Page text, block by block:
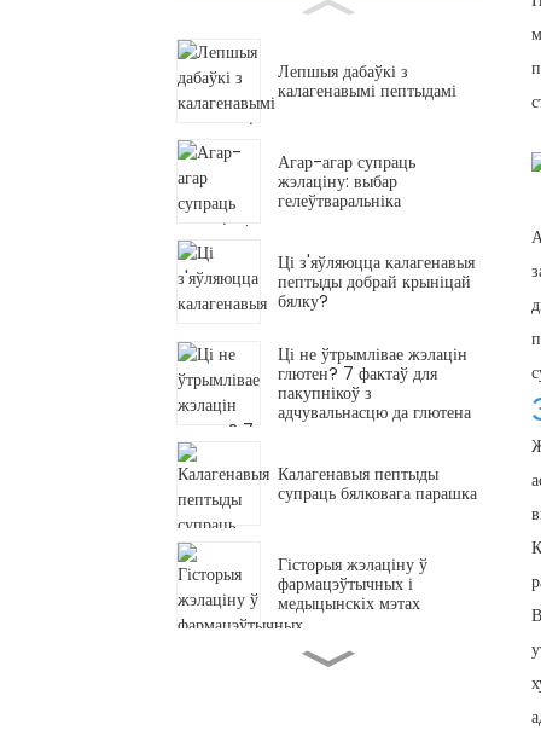
Лепшыя дабаўкі з
калагенавымі пептыдамі
Агар-агар супраць
жэлаціну: выбар
гелеўтваральніка
Ці з'яўляюцца калагенавыя
пептыды добрай крыніцай
бялку?
Ці не ўтрымлівае жэлацін
глютен? 7 фактаў для
пакупнікоў з
адчувальнасцю да глютена
Калагенавыя пептыды
супраць бялковага парашка
Гісторыя жэлаціну ў
фармацэўтычных і
медыцынскіх мэтах
Якую ролю адыгрываюць